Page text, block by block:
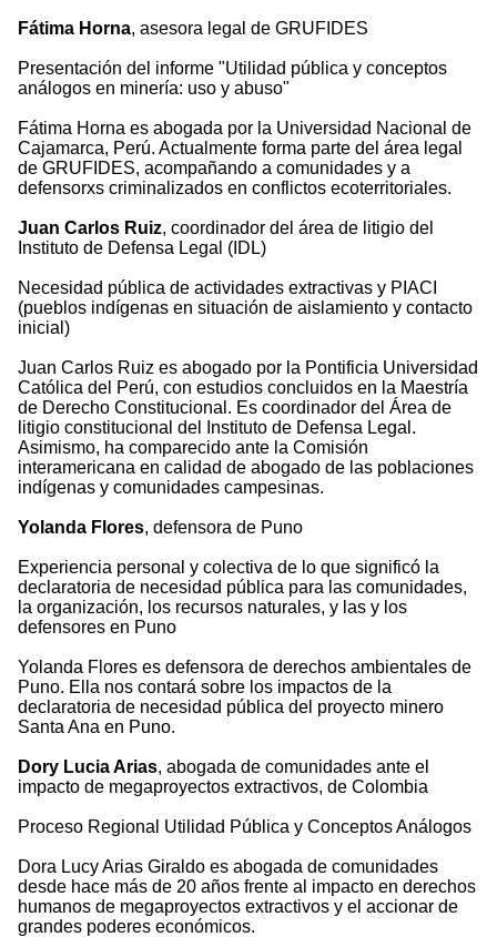
Fátima Horna, asesora legal de GRUFIDES
Presentación del informe "Utilidad pública y conceptos
análogos en minería: uso y abuso"
Fátima Horna es abogada por la Universidad Nacional de
Cajamarca, Perú. Actualmente forma parte del área legal
de GRUFIDES, acompañando a comunidades y a
defensorxs criminalizados en conflictos ecoterritoriales.
Juan Carlos Ruiz, coordinador del área de litigio del
Instituto de Defensa Legal (IDL)
Necesidad pública de actividades extractivas y PIACI
(pueblos indígenas en situación de aislamiento y contacto
inicial)
Juan Carlos Ruiz es abogado por la Pontificia Universidad
Católica del Perú, con estudios concluidos en la Maestría
de Derecho Constitucional. Es coordinador del Área de
litigio constitucional del Instituto de Defensa Legal.
Asimismo, ha comparecido ante la Comisión
interamericana en calidad de abogado de las poblaciones
indígenas y comunidades campesinas.
Yolanda Flores, defensora de Puno
Experiencia personal y colectiva de lo que significó la
declaratoria de necesidad pública para las comunidades,
la organización, los recursos naturales, y las y los
defensores en Puno
Yolanda Flores es defensora de derechos ambientales de
Puno. Ella nos contará sobre los impactos de la
declaratoria de necesidad pública del proyecto minero
Santa Ana en Puno.
Dory Lucia Arias, abogada de comunidades ante el
impacto de megaproyectos extractivos, de Colombia
Proceso Regional Utilidad Pública y Conceptos Análogos
Dora Lucy Arias Giraldo es abogada de comunidades
desde hace más de 20 años frente al impacto en derechos
humanos de megaproyectos extractivos y el accionar de
grandes poderes económicos.